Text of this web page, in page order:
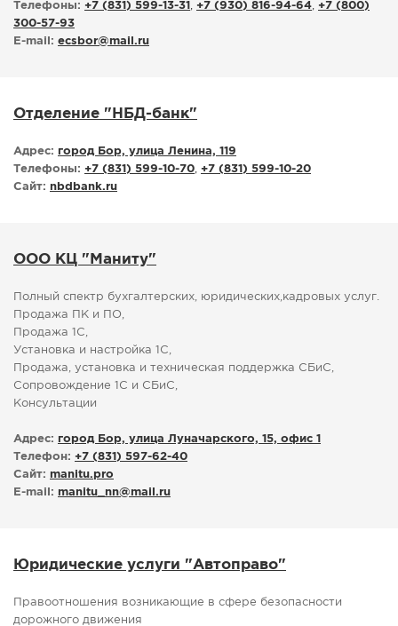
Телефоны: +7 (831) 599-13-31 , +7 (930) 816-94-64, +7 (800)
300-57-93
E-mail: ecsbor@mail.ru
Отделение "НБД-банк"
Адрес: город Бор, улица Ленина, 119
Телефоны: +7 (831) 599-10-70, +7 (831) 599-10-20
Сайт: nbdbank.ru
ООО КЦ "Маниту"
Полный спектр бухгалтерских, юридических,кадровых услуг.
Продажа ПК и ПО,
Продажа 1С,
Установка и настройка 1С,
Продажа, установка и техническая поддержка СБиС,
Сопровождение 1С и СБиС,
Консультации
Адрес: город Бор, улица Луначарского, 15, офис 1
Телефон: +7 (831) 597-62-40
Сайт: manitu.pro
E-mail: manitu_nn@mail.ru
Юридические услуги "Автоправо"
Правоотношения возникающие в сфере безопасности
дорожного движения